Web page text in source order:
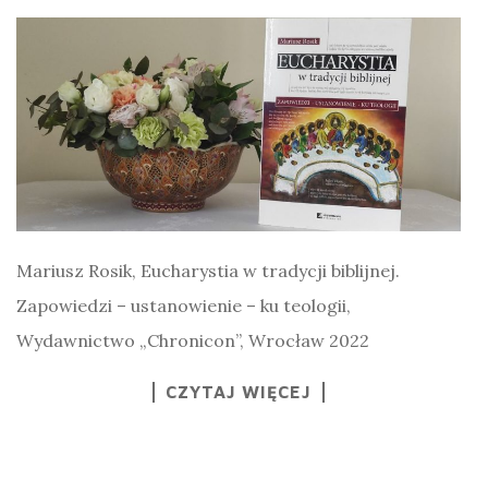
Mariusz Rosik, Eucharystia w tradycji biblijnej.
Zapowiedzi – ustanowienie – ku teologii,
Wydawnictwo „Chronicon”, Wrocław 2022
CZYTAJ WIĘCEJ